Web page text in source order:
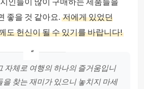
좋을 것 같아요. 저에게 있었던
도 헌신이 될 수 있기를 바랍니다!
자체로 여행의 하나의 즐거움입니
을 찾는 재미가 있으니 놓치지 마세